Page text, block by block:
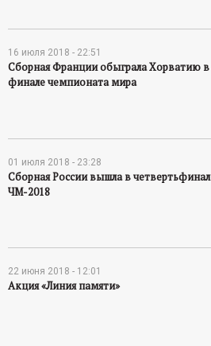
16 июля 2018 - 22:51
Сборная Франции обыграла Хорватию в
финале чемпионата мира
01 июля 2018 - 23:28
Сборная России вышла в четвертьфинал
ЧМ-2018
22 июня 2018 - 12:01
Акция «Линия памяти»